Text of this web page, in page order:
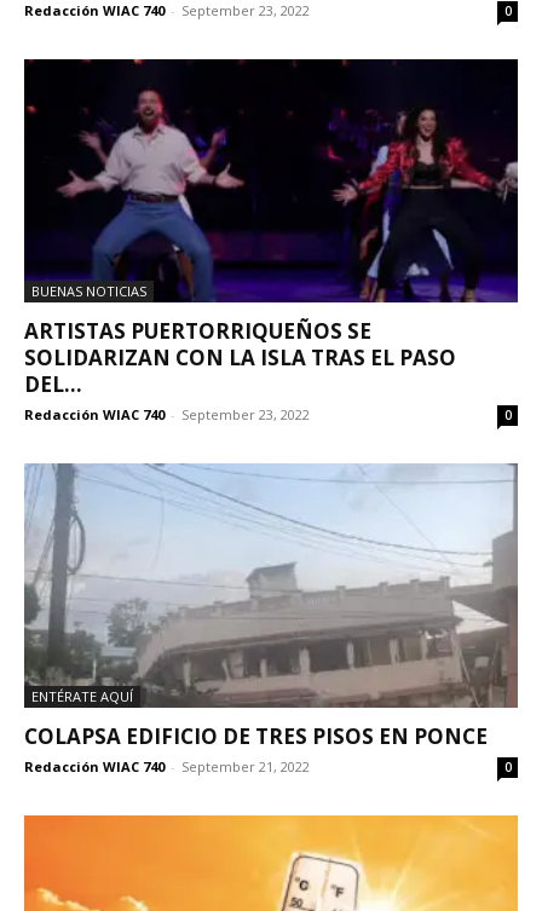
Redacción WIAC 740 - September 23, 2022 0
BUENAS NOTICIAS
ARTISTAS PUERTORRIQUEÑOS SE
SOLIDARIZAN CON LA ISLA TRAS EL PASO
DEL...
Redacción WIAC 740 - September 23, 2022 0
ENTÉRATE AQUÍ
COLAPSA EDIFICIO DE TRES PISOS EN PONCE
Redacción WIAC 740 - September 21, 2022 0